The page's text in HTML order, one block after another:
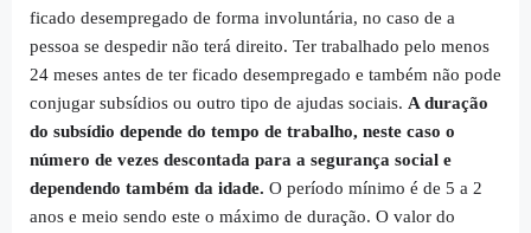
ficado desempregado de forma involuntária, no caso de a
pessoa se despedir não terá direito. Ter trabalhado pelo menos
24 meses antes de ter ficado desempregado e também não pode
conjugar subsídios ou outro tipo de ajudas sociais. A duração
do subsídio depende do tempo de trabalho, neste caso o
número de vezes descontada para a segurança social e
dependendo também da idade. O período mínimo é de 5 a 2
anos e meio sendo este o máximo de duração. O valor do